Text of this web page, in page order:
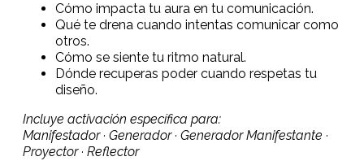
Cómo impacta tu aura en tu comunicación.
Qué te drena cuando intentas comunicar como
otros.
Cómo se siente tu ritmo natural.
Dónde recuperas poder cuando respetas tu
diseño.
Incluye activación específica para:
Manifestador · Generador · Generador Manifestante ·
Proyector · Reflector